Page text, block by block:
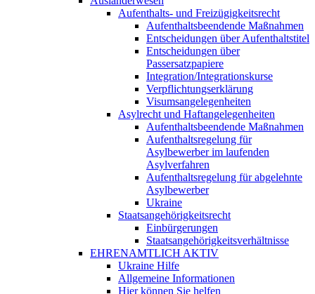
Aufenthalts- und Freizügigkeitsrecht
Aufenthaltsbeendende Maßnahmen
Entscheidungen über Aufenthaltstitel
Entscheidungen über
Passersatzpapiere
Integration/Integrationskurse
Verpflichtungserklärung
Visumsangelegenheiten
Asylrecht und Haftangelegenheiten
Aufenthaltsbeendende Maßnahmen
Aufenthaltsregelung für
Asylbewerber im laufenden
Asylverfahren
Aufenthaltsregelung für abgelehnte
Asylbewerber
Ukraine
Staatsangehörigkeitsrecht
Einbürgerungen
Staatsangehörigkeitsverhältnisse
EHRENAMTLICH AKTIV
Ukraine Hilfe
Allgemeine Informationen
Hier können Sie helfen